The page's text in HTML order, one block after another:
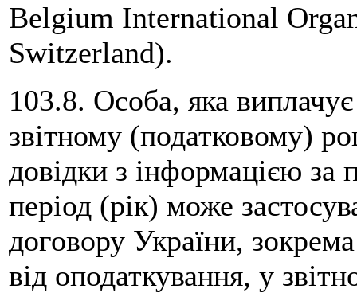
Belgium International
Switzerland).
103.8. Особа, яка
звітному (податковому)
довідки з інформацією за
період (рік) може
договору України,
від оподаткування, у